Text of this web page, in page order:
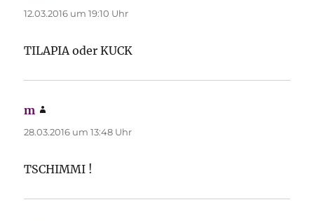
12.03.2016 um 19:10 Uhr
TILAPIA oder KUCK
m
28.03.2016 um 13:48 Uhr
TSCHIMMI !